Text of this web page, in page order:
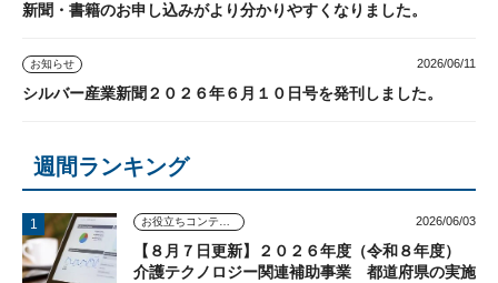
新聞・書籍のお申し込みがより分かりやすくなりました。
お知らせ 2026/06/11
シルバー産業新聞２０２６年６月１０日号を発刊しました。
週間ランキング
お役立ちコンテンツ 2026/06/03
【８月７日更新】２０２６年度（令和８年度）
介護テクノロジー関連補助事業 都道府県の実施